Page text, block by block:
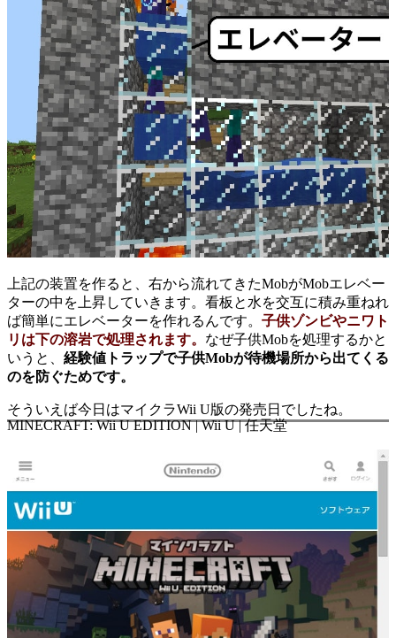
上記の装置を作ると、右から流れてきたMobがMobエレベー
ターの中を上昇していきます。看板と水を交互に積み重ねれ
ば簡単にエレベーターを作れるんです。 子供ゾンビやニワト
リは下の溶岩で処理されます。 なぜ子供Mobを処理するかと
いうと、 経験値トラップで子供Mobが待機場所から出てくる
のを防ぐためです。
そういえば今日はマイクラWii U版の発売日でしたね。
MINECRAFT: Wii U EDITION | Wii U | 任天堂